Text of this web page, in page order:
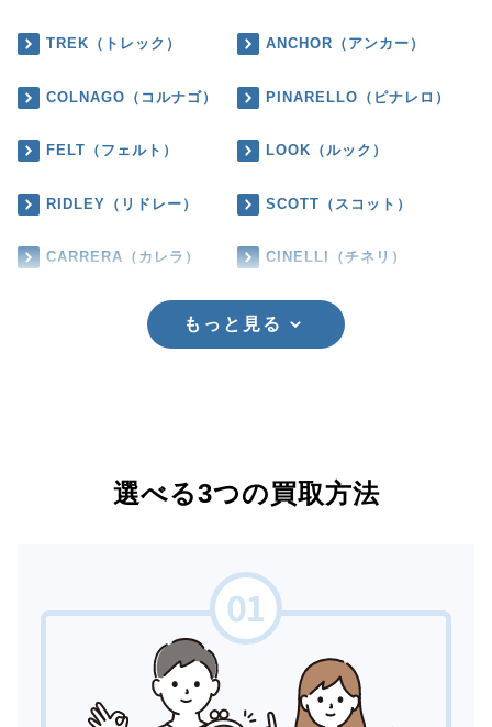
TREK（トレック） ANCHOR（アンカー）
COLNAGO（コルナゴ） PINARELLO（ピナレロ）
FELT（フェルト） LOOK（ルック）
RIDLEY（リドレー） SCOTT（スコット）
CARRERA（カレラ） CINELLI（チネリ）
もっと見る
選べる3つの買取方法